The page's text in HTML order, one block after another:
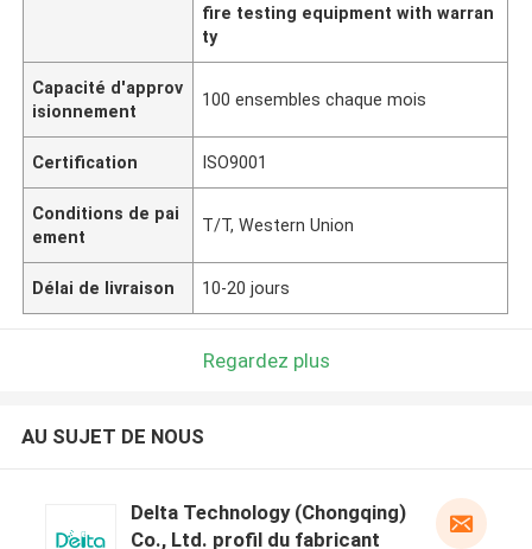
fire testing equipment with warran
ty
Capacité d'approv
isionnement
100 ensembles chaque mois
Certification ISO9001
Conditions de pai
ement
T/T, Western Union
Délai de livraison 10-20 jours
Regardez plus
AU SUJET DE NOUS
Delta Technology (Chongqing)
Co., Ltd. profil du fabricant